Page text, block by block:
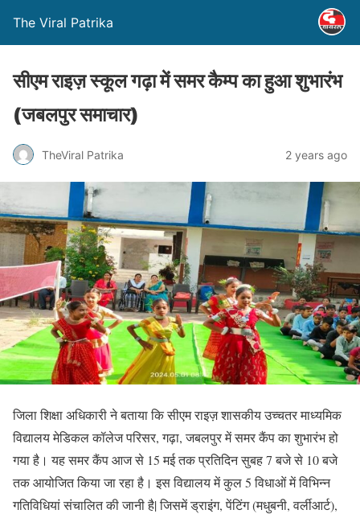
The Viral Patrika
सीएम राइज़ स्‍कूल गढ़ा में समर कैम्‍प का हुआ शुभारंभ
(जबलपुर समाचार)
TheViral Patrika 2 years ago
जिला शिक्षा अधिकारी ने बताया कि सीएम राइज़ शासकीय उच्चतर माध्यमिक
विद्यालय मेडिकल कॉलेज परिसर, गढ़ा, जबलपुर में समर कैंप का शुभारंभ हो
गया है। यह समर कैंप आज से 15 मई तक प्रतिदिन सुबह 7 बजे से 10 बजे
तक आयोजित किया जा रहा है। इस वि‌द्यालय में कुल 5 विधाओं में विभिन्न
गतिविधियां संचालित की जानी है| जिसमें ड्राइंग, पेंटिंग (मधुबनी, वर्लीआर्ट),